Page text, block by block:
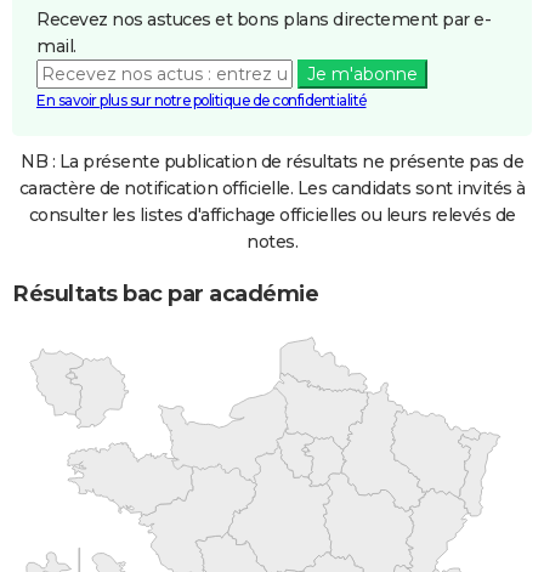
Recevez nos astuces et bons plans directement par e-
mail.
Je m'abonne
En savoir plus sur notre politique de confidentialité
NB : La présente publication de résultats ne présente pas de
caractère de notification officielle. Les candidats sont invités à
consulter les listes d'affichage officielles ou leurs relevés de
notes.
Résultats bac par académie